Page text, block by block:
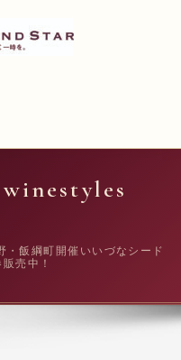
・飯綱町開催いいづなシード
売中！